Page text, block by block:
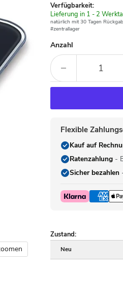
Verfügbarkeit:
Verfügbar
-
Lieferung in 1 - 2
natürlich mit 30 Tagen
#zentrallager
Anzahl
Flexible
Kauf auf
Ratenzahlung-
Sicher bezahlen
Zustand:
Neu